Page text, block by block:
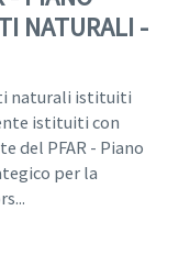
NATURALI -
naturali istituiti
istituiti con
del PFAR - Piano
per la